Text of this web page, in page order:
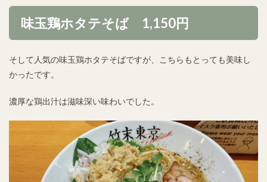
味玉鶏ホタテそば 1,150円
そして人気の味玉鶏ホタテそばですが、こちらもとっても美味し
かったです。
濃厚な鶏出汁は滋味深い味わいでした。